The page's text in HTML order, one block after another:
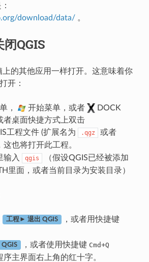
download/data/。
QGIS
上的其他应用一样打开。这意味着你
开：
， 开始菜单，或者
DOCK
者桌面快捷方式上双击
工程文件 (扩展名为
.qgz 或者
这也将打开此工程。
输入
qgis
（假设QGIS已经被添加
里面，或者当前目录为安装目录）
工程► 退出 QGIS ，或者用快捷键
，或者使用快捷键 Cmd+Q
主界面右上角的红十字。